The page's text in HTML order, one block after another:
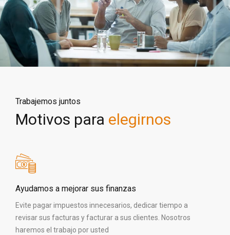
Trabajemos juntos
Motivos para elegirnos
Ayudamos a mejorar sus finanzas
Evite pagar impuestos innecesarios, dedicar tiempo a
revisar sus facturas y facturar a sus clientes. Nosotros
haremos el trabajo por usted